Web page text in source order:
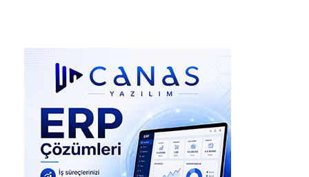
Şirket, verilerin üçüncü taraflarla paylaşılmadığını ve…